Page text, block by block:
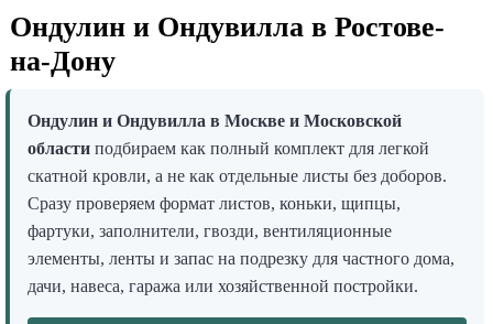
Ондулин и Ондувилла в Ростове-
на-Дону
Ондулин и Ондувилла в Москве и Московской
области подбираем как полный комплект для легкой
скатной кровли, а не как отдельные листы без доборов.
Сразу проверяем формат листов, коньки, щипцы,
фартуки, заполнители, гвозди, вентиляционные
элементы, ленты и запас на подрезку для частного дома,
дачи, навеса, гаража или хозяйственной постройки.